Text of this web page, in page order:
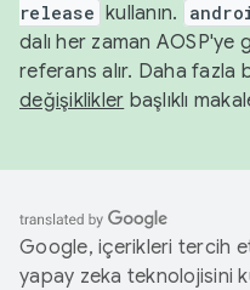
release kullanın.
dalı her zaman
referans alır. Daha fazla
değişiklikler başlıklı
Google, içerikleri tercih
yapay zeka teknolojisini